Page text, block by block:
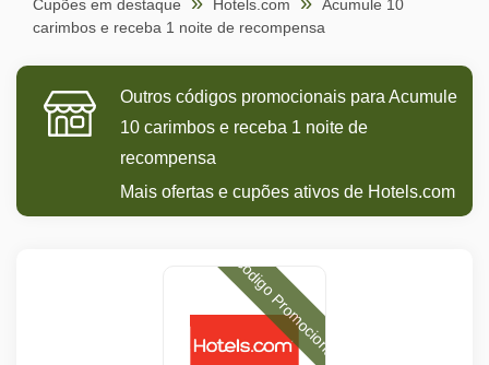
Cupões em destaque Hotels.com
Acumule 10
carimbos e receba 1 noite de recompensa
Outros códigos promocionais para Acumule
10 carimbos e receba 1 noite de
recompensa
Mais ofertas e cupões ativos de Hotels.com
Código Promocional